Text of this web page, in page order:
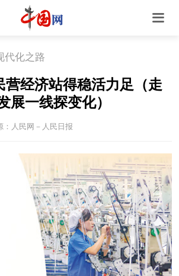
代化之路
营经济站得稳活力足（走
展一线探变化）
：人民网－人民日报